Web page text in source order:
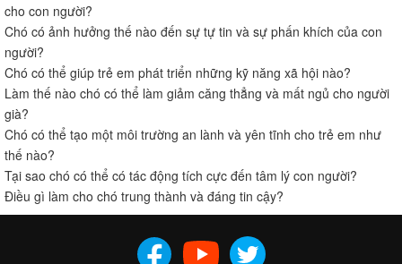
cho con người?
Chó có ảnh hưởng thế nào đến sự tự tin và sự phấn khích của con
người?
Chó có thể giúp trẻ em phát triển những kỹ năng xã hội nào?
Làm thế nào chó có thể làm giảm căng thẳng và mất ngủ cho người
già?
Chó có thể tạo một môi trường an lành và yên tĩnh cho trẻ em như
thế nào?
Tại sao chó có thể có tác động tích cực đến tâm lý con người?
Điều gì làm cho chó trung thành và đáng tin cậy?